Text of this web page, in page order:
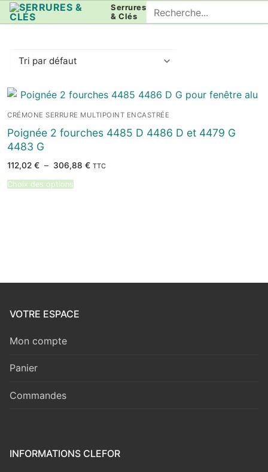
Aller
au
Serrures
& Clés
Rechercher
:
CRÉMONE SERRURE MULTIPOINT ENCASTRÉE
Poignée 2 fourches 4485 D 4486 D et 4479 G
4483 G
112,02 € – 306,88 €Plage
TTC
Choix des options
VOTRE ESPACE
Mon compte
Panier
Commandes
INFORMATIONS CLEFOR